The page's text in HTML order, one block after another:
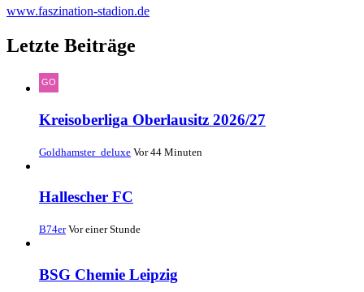
www.faszination-stadion.de
Letzte Beiträge
Kreisoberliga Oberlausitz 2026/27
Goldhamster_deluxe Vor 44 Minuten
Hallescher FC
B74er Vor einer Stunde
BSG Chemie Leipzig